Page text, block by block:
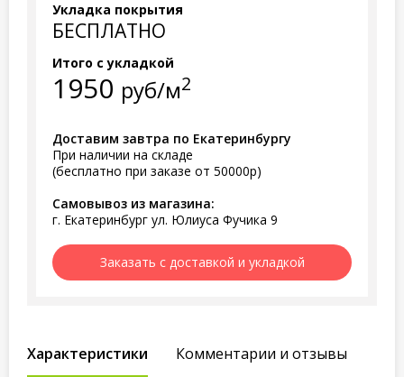
Укладка покрытия
БЕСПЛАТНО
Итого с укладкой
1950 руб/м2
Доставим завтра по Екатеринбургу
При наличии на складе
(бесплатно при заказе от 50000р)
Самовывоз из магазина:
г. Екатеринбург ул. Юлиуса Фучика 9
Заказать с доставкой и укладкой
Характеристики Комментарии и отзывы